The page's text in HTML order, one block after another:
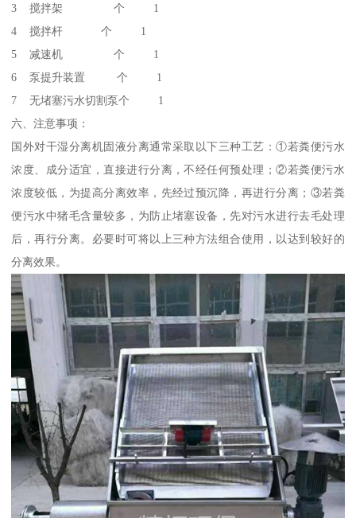
3 搅拌架 个 1
4 搅拌杆 个 1
5 减速机 个 1
6 泵提升装置 个 1
7 无堵塞污水切割泵个 1
六、注意事项：
国外对干湿分离机固液分离通常采取以下三种工艺：①若粪便污水
浓度、成分适宜，直接进行分离，不经任何预处理；②若粪便污水
浓度较低，为提高分离效率，先经过预沉降，再进行分离；③若粪
便污水中猪毛含量较多，为防止堵塞设备，先对污水进行去毛处理
后，再行分离。必要时可将以上三种方法组合使用，以达到较好的
分离效果。